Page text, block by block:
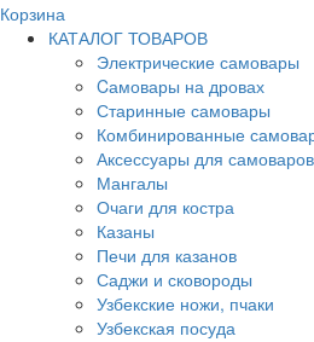
Корзина
КАТАЛОГ ТОВАРОВ
Электрические самовары
Cамовары на дровах
Старинные самовары
Комбинированные
Аксессуары для самоваров
Мангалы
Очаги для костра
Казаны
Печи для казанов
Саджи и сковороды
Узбекские ножи, пчаки
Узбекская посуда